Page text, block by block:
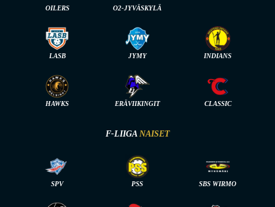
OILERS O2-JYVÄSKYLÄ
LASB JYMY INDIANS
HAWKS ERÄVIIKINGIT CLASSIC
F-LIIGA NAISET
SPV PSS SBS WIRMO